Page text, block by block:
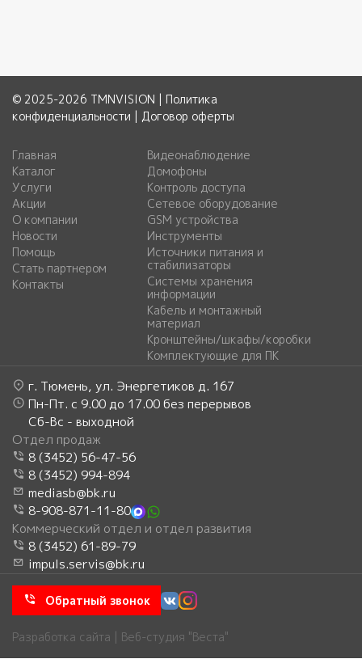
© 2025-2026 TMNVISION | Политика
конфиденциальности | Договор оферты
Главная
Каталог
Услуги
Акции
О компании
Новости
Помощь
Стать партнером
Контакты
Видеонаблюдение
Домофоны
Контроль доступа
Сетевое оборудование
GSM устройства
Инструменты
Источники питания и
стабилизаторы
Системы хранения
информации
Кабель и монтажный
материал
Кронштейны/шкафы/коробки
Комплектующие для ПК
г. Тюмень, ул. Энергетиков д. 167
Пн-Пт. с 9.00 до 17.00 без перерывов
Сб-Вс - выходной
Отдел продаж
8 (3452) 56-47-56
8 (3452) 994-894
mediasb@bk.ru
8-908-871-11-80
Коммерческий отдел и отдел развития
8 (3452) 61-89-79
impuls.servis@bk.ru
Обратный звонок
Разработка сайта | Веб-студия "Веста"